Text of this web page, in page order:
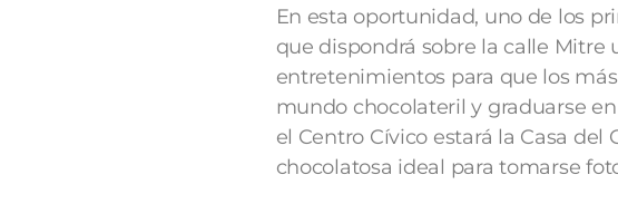
En esta oportunidad, uno de los
que dispondrá sobre la calle
entretenimientos para que los
mundo chocolateril y graduarse
el Centro Cívico estará la Casa
chocolatosa ideal para tomarse